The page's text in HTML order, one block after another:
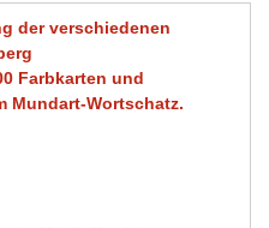
der verschiedenen
Farbkarten und
Mundart-Wortschatz.